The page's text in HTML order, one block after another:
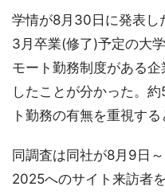
学情が8月30日に発表
3月卒業(修了)予定の大
モート勤務制度がある
したことが分かった。
ト勤務の有無を重視する
同調査は同社が8月9日
2025へのサイト来訪者